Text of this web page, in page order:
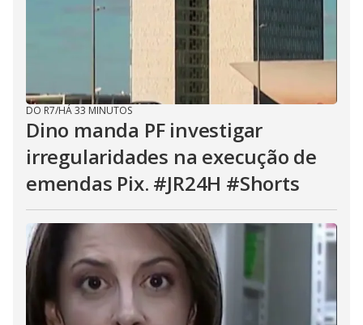
DO R7/HÁ 33 MINUTOS
Dino manda PF investigar
irregularidades na execução de
emendas Pix. #JR24H #Shorts